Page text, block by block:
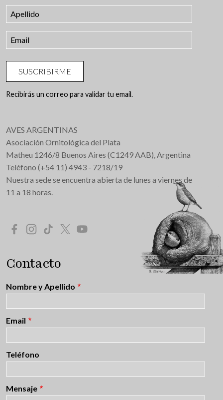
SUSCRIBIRME
Recibirás un correo para validar tu email.
AVES ARGENTINAS
Asociación Ornitológica del Plata
Matheu 1246/8 Buenos Aires (C1249 AAB), Argentina
Teléfono (+54 11) 4943 - 7218/19
Nuestra sede se encuentra abierta de lunes a viernes de
11 a 18 horas.
Redes Sociales
Contacto
Nombre y Apellido
Email
Teléfono
Mensaje